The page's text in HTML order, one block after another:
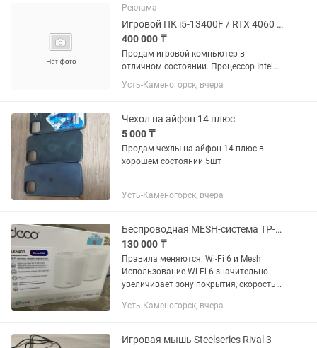
Реклама
Игровой ПК i5-13400F / RTX 4060 Ti / 32 ГБ RAM / SSD.
400 000 ₸
Продам игровой компьютер в
отличном состоянии. Процессор Intel
Core i5-13400F, видеокарта RTX 4060 Ti
8 ГБ, 32 ГБ DDR4 (2×16), SSD. Любые
современных игр, работы и...
Усть-Каменогорск, вчера
Чехол на айфон 14 плюс
5 000 ₸
Продам чехлы на айфон 14 плюс в
хорошем состоянии 5шт
Усть-Каменогорск, вчера
Беспроводная MESH-система TP-Link Deco X60 (2-pack)
130 000 ₸
Правила меняются: Wi-Fi 6 и Mesh
Использование Wi-Fi 6 значительно
увеличивает зону покрытия, скорость и
системы Deco. Подключитесь к
Усть-Каменогорск, вчера
Игровая мышь Steelseries Rival 3